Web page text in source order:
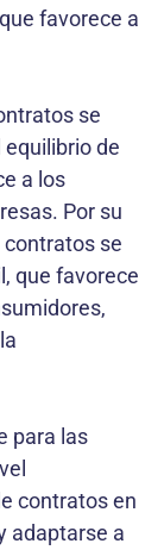
favorece a
se
equilibrio de
a los
Por su
se
que favorece
para las
contratos en
adaptarse a